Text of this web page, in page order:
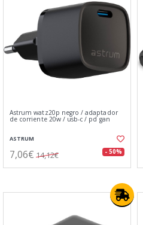
Astrum watz20p negro / adaptador
de corriente 20w / usb-c / pd gan
ASTRUM
7,06€ 14,12€ - 50%